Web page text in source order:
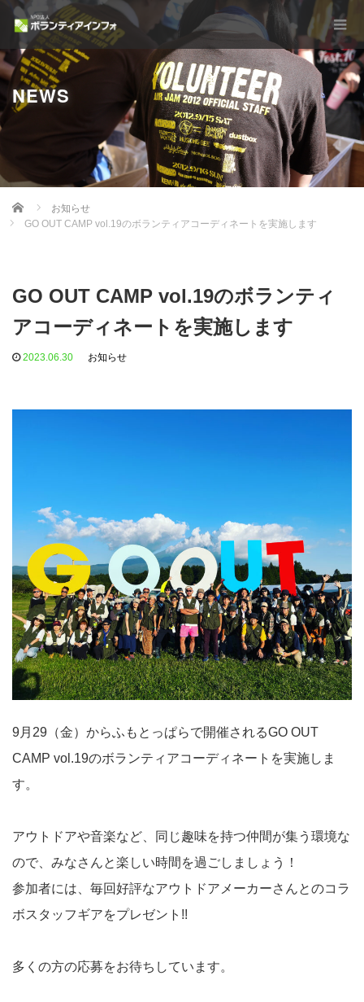
NEWS
Home
お知らせ
GO OUT CAMP vol.19のボランティアコーディネートを実施します
GO OUT CAMP vol.19のボランティ
アコーディネートを実施します
2023.06.30 お知らせ
9月29（金）からふもとっぱらで開催されるGO OUT
CAMP vol.19のボランティアコーディネートを実施しま
す。
アウトドアや音楽など、同じ趣味を持つ仲間が集う環境な
ので、みなさんと楽しい時間を過ごしましょう！
参加者には、毎回好評なアウトドアメーカーさんとのコラ
ボスタッフギアをプレゼント!!
多くの方の応募をお待ちしています。